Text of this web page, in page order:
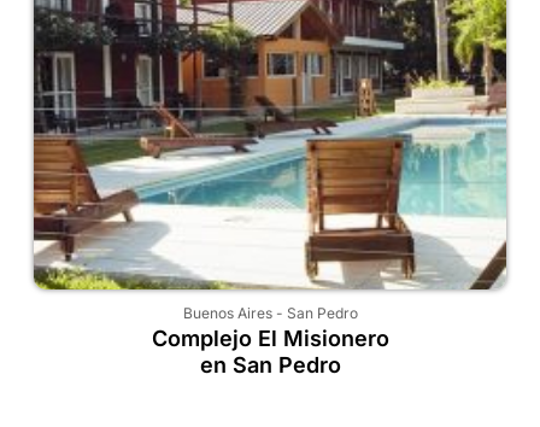
Buenos Aires- San Pedro
Complejo El Misionero
en San Pedro